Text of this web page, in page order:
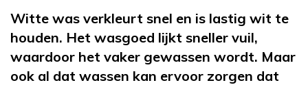
Witte was verkleurt snel en is lastig wit te
houden. Het wasgoed lijkt sneller vuil,
waardoor het vaker gewassen wordt. Maar
ook al dat wassen kan ervoor zorgen dat